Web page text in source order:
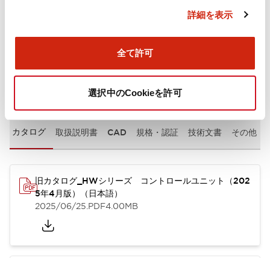
詳細を表示
全て許可
選択中のCookieを許可
ドキュメントとファイル
カタログ 取扱説明書 CAD 規格・認証 技術文書 その他
旧カタログ_HWシリーズ コントロールユニット（202
5年4月版）（日本語）
2025/06/25.PDF4.00MB